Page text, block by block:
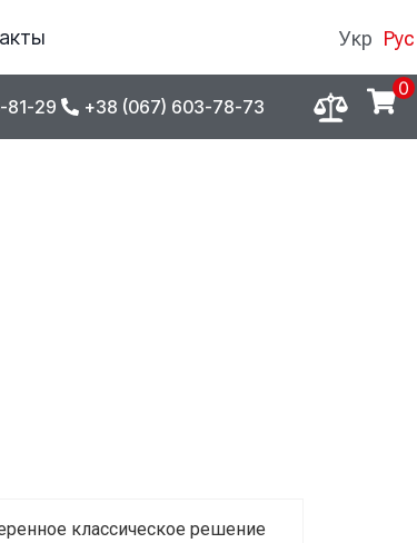
Укр Рус
81-29 +38 (067) 603-78-73
0
классическое решение